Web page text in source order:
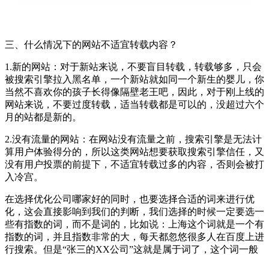
三、什么情况下的网站不适宜转载内容？
1.新的网站：对于新站来说，不要盲目转载，转载够多，只会
被搜索引擎拉入黑名单，一个新站就如同一个新生的婴儿，你
当然不喜欢你的孩子长得像隔壁老王吧，因此，对于刚上线的
网站来说，不要过度转载，适当转载都是可以的，没超过六个
月的站都是新的。
2.没有流量的网站：在网站没有流量之前，搜索引擎是无法计
算用户体验得分的，所以这类网站想要获取搜索引擎信任，又
没有用户投票的前提下，不适宜转载过多的内容，否则会被打
入冷宫。
在选择优化公司哪家好的同时，也要选择合适的词来进行优
化，这会直接影响到我们的判断，我们选择的时候一定要选一
些有指数的词，而不是词的，比如说：上海这个词就是一个有
指数的词，并且指数非常的大，每天都忽悠很多人在百度上进
行搜索。但是“张三的XX公司”这就是属于词了，这个词一般